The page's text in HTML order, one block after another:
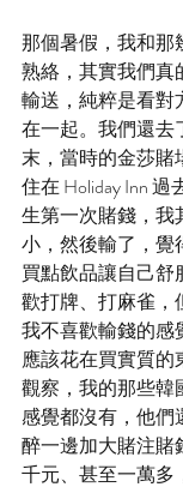
那個暑假，我和那
熟絡，其實我們真
輸送，純粹是看對
在一起。我們還去
末，當時的金莎賭
住在 Holiday Inn
生第一次賭錢，我
小，然後輸了，覺
買點飲品讓自己
歡打牌、打麻雀，
我不喜歡輸錢的感
應該花在買實質的
觀察，我的那些韓
感覺都沒有，他們
醉一邊加大賭注賭
千元、甚至一萬多